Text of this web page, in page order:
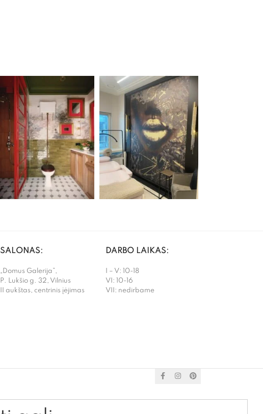
SALONAS:
„Domus Galerija”,
P. Lukšio g. 32, Vilnius
II aukštas, centrinis įėjimas
DARBO LAIKAS:
I – V: 10-18
VI: 10-16
VII: nedirbame